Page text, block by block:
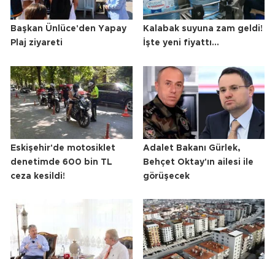
Başkan Ünlüce'den Yapay
Plaj ziyareti
Kalabak suyuna zam geldi!
İşte yeni fiyattı...
Eskişehir'de motosiklet
denetimde 600 bin TL
ceza kesildi!
Adalet Bakanı Gürlek,
Behçet Oktay'ın ailesi ile
görüşecek